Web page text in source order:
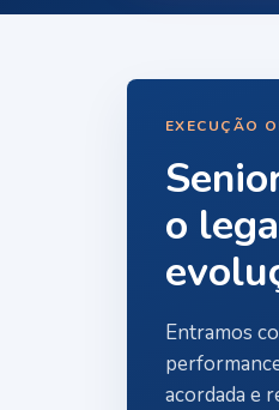
EXECUÇÃO
o
Entramos
acordada e